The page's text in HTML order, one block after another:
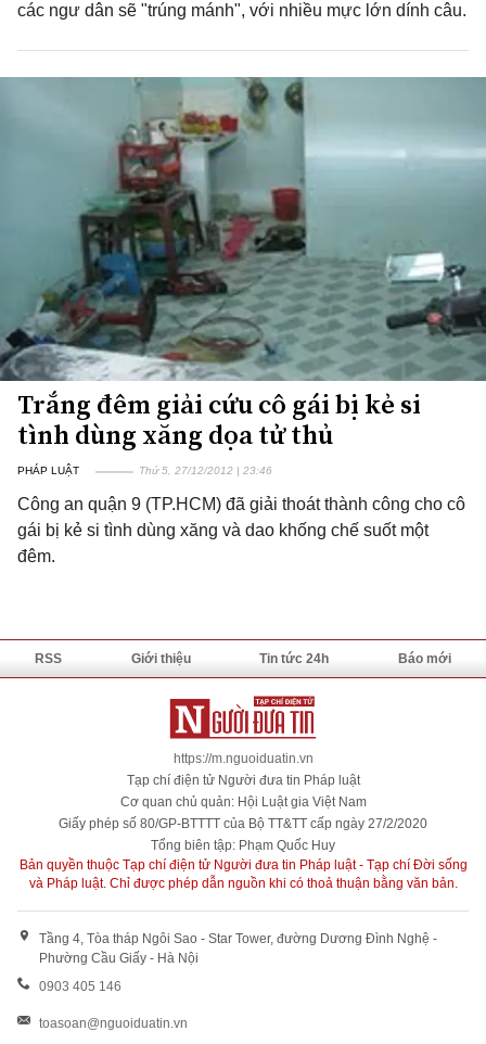
các ngư dân sẽ "trúng mánh", với nhiều mực lớn dính câu.
Trắng đêm giải cứu cô gái bị kẻ si
tình dùng xăng dọa tử thủ
PHÁP LUẬT Thứ 5, 27/12/2012 | 23:46
Công an quận 9 (TP.HCM) đã giải thoát thành công cho cô
gái bị kẻ si tình dùng xăng và dao khống chế suốt một
đêm.
RSS Giới thiệu Tin tức 24h Báo mới
https://m.nguoiduatin.vn
Tạp chí điện tử Người đưa tin Pháp luật
Cơ quan chủ quản: Hội Luật gia Việt Nam
Giấy phép số 80/GP-BTTTT của Bộ TT&TT cấp ngày 27/2/2020
Tổng biên tập: Phạm Quốc Huy
Bản quyền thuộc Tạp chí điện tử Người đưa tin Pháp luật - Tạp chí Đời sống
và Pháp luật. Chỉ được phép dẫn nguồn khi có thoả thuận bằng văn bản.
Tầng 4, Tòa tháp Ngôi Sao - Star Tower, đường Dương Đình Nghệ -
Phường Cầu Giấy - Hà Nội
0903 405 146
toasoan@nguoiduatin.vn